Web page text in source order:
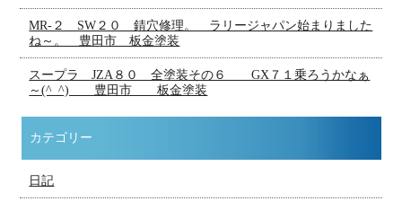
MR-２ SW２０ 錆穴修理。 ラリージャパン始まりました
ね～。 豊田市 板金塗装
スープラ JZA８０ 全塗装その６ GX７１乗ろうかなぁ
～(^_^) 豊田市 板金塗装
カテゴリー
日記